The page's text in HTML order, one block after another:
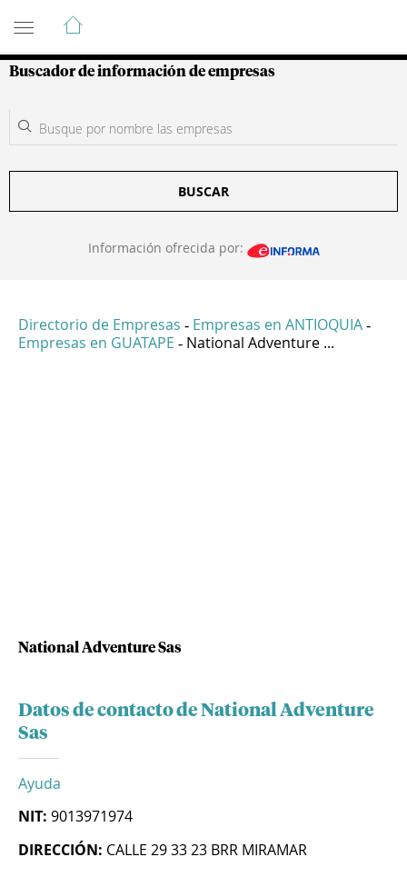
Guía de Empresas Colombianas
Buscador de información de empresas
BUSCAR
Información ofrecida por:
Directorio de Empresas - Empresas en ANTIOQUIA -
Empresas en GUATAPE - National Adventure ...
National Adventure Sas
Datos de contacto de National Adventure
Sas
Ayuda
NIT: 9013971974
DIRECCIÓN: CALLE 29 33 23 BRR MIRAMAR